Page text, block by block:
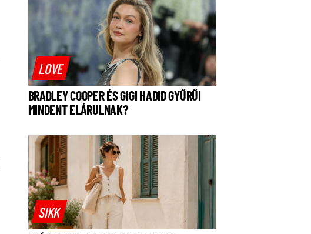
LOVE
BRADLEY COOPER ÉS GIGI HADID GYŰRŰI
MINDENT ELÁRULNAK?
SIKK